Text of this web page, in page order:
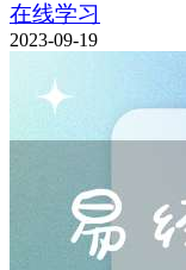
在线学习
2023-09-19